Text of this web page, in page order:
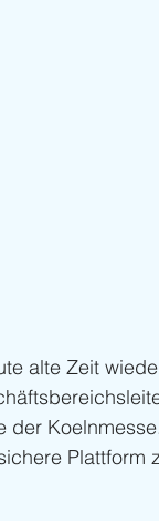
alte Zeit
Plattform